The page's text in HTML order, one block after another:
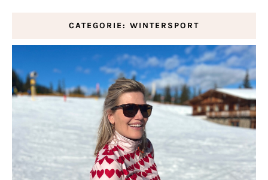
CATEGORIE: WINTERSPORT